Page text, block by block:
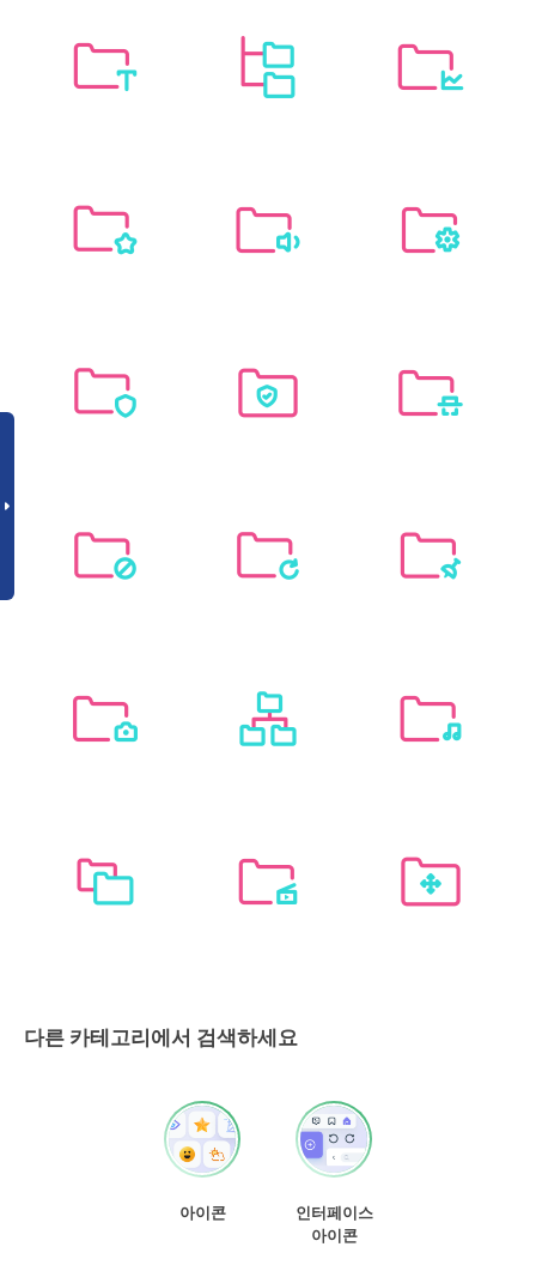
다른 카테고리에서 검색하세요
아이콘
인터페이스
아이콘